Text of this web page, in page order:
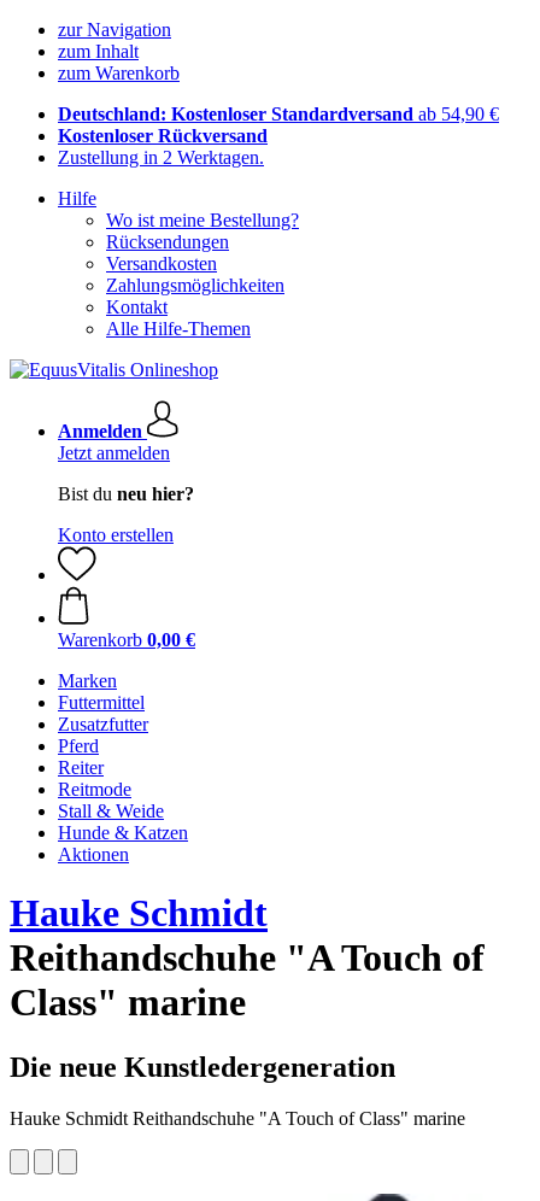
zur Navigation
zum Inhalt
zum Warenkorb
Deutschland: Kostenloser Standardversand ab 54,90 €
Kostenloser Rückversand
Zustellung in 2 Werktagen.
Hilfe
Wo ist meine Bestellung?
Rücksendungen
Versandkosten
Zahlungsmöglichkeiten
Kontakt
Alle Hilfe-Themen
Anmelden
Jetzt anmelden
Bist du neu hier?
Konto erstellen
Warenkorb 0,00 €
Marken
Futtermittel
Zusatzfutter
Pferd
Reiter
Reitmode
Stall & Weide
Hunde & Katzen
Aktionen
Hauke Schmidt
Reithandschuhe "A Touch of
Class" marine
Die neue Kunstledergeneration
Hauke Schmidt Reithandschuhe "A Touch of Class" marine